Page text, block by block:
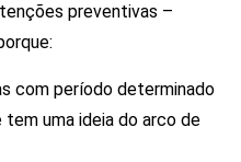
preventivas –
com período determinado
uma ideia do arco de